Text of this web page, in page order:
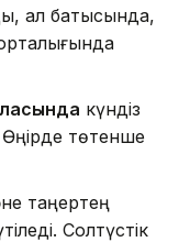
ал батысында,
күндіз
төтенше
таңертең
Солтүстік